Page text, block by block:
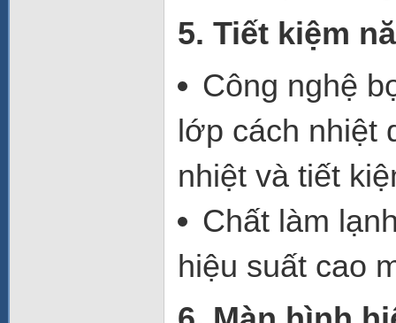
5. Tiết kiệm
Công nghệ
lớp cách nhiệt
nhiệt và tiết
Chất làm
hiệu suất cao